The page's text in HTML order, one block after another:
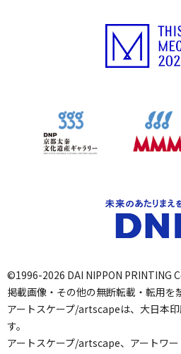
©1996-2026 DAI NIPPON PRINTING
掲載画像・その他の無断転載・転用を
アートスケープ/artscapeは、大日本
す。
アートスケープ/artscape、アートワ